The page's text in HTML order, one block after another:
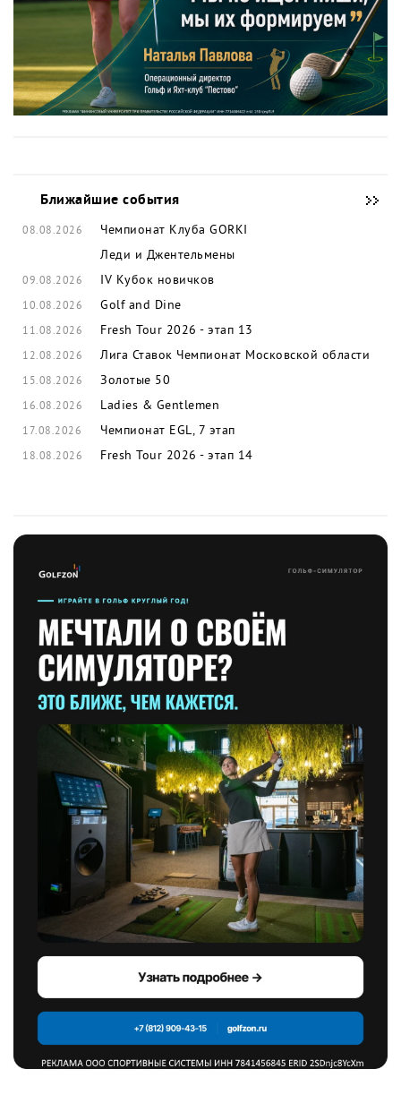
Ближайшие события
08.08.2026
Чемпионат Клуба GORKI
Леди и Джентельмены
09.08.2026 IV Кубок новичков
10.08.2026 Golf and Dine
11.08.2026 Fresh Tour 2026 - этап 13
12.08.2026 Лига Ставок Чемпионат Московской области
15.08.2026 Золотые 50
16.08.2026 Ladies & Gentlemen
17.08.2026 Чемпионат EGL, 7 этап
18.08.2026 Fresh Tour 2026 - этап 14